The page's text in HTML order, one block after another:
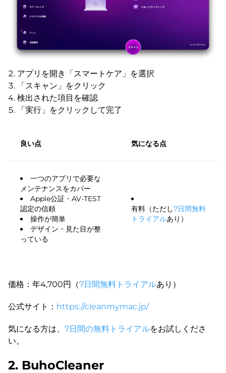
アプリを開き「スマートケア」を選択
「スキャン」をクリック
検出された項目を確認
「実行」をクリックして完了
良い点 気になる点
一つのアプリで必要な
メンテナンスをカバー
Apple公証・AV-TEST
認定の信頼
操作が簡単
デザイン・見た目が整
っている
有料（ただし7日間無料
トライアルあり）
価格：年4,700円（7日間無料トライアルあり）
公式サイト： https://cleanmymac.jp/
気になる方は、 7日間の無料トライアルをお試しくださ
い。
2. BuhoCleaner